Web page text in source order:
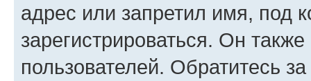
адрес или запретил имя, под
зарегистрироваться. Он
пользователей. Обратитесь